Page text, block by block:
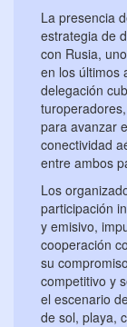
La presencia
estrategia de
con Rusia,
en los últimos
delegación
para avanzar
conectividad
entre ambos
Los
participación
y emisivo,
cooperación
su
competitivo y
el escenario
de sol, playa,